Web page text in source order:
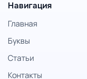
Навигация
Главная
Буквы
Статьи
Контакты